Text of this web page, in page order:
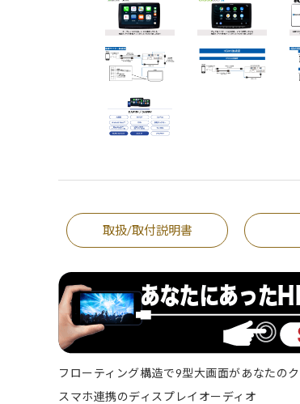
取扱/取付説明書
フローティング構造で9型大画面があなたの
スマホ連携のディスプレイオーディオ